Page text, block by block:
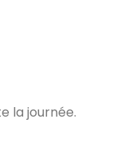
la journée.